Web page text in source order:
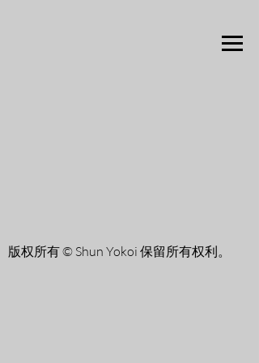
版权所有 © Shun Yokoi 保留所有权利。